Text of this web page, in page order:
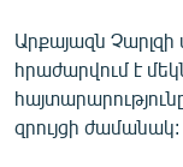
Արքայազն Չարլզի
հրաժարվում է
զրույցի ժամանակ: